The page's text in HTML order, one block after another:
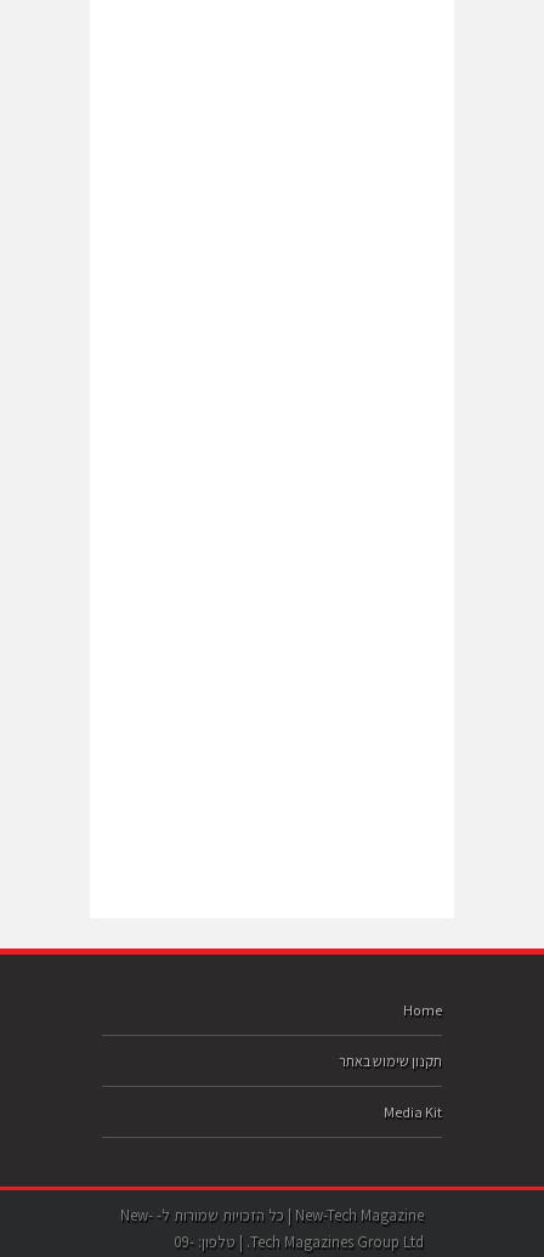
Home
תקנון שימוש באתר
Media Kit
New-Tech Magazine | כל הזכויות שמורות ל- New-
Tech Magazines Group Ltd. | טלפון: 09-